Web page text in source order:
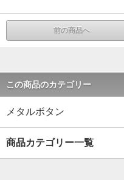
前の商品へ
この商品のカテゴリー
メタルボタン
商品カテゴリー一覧